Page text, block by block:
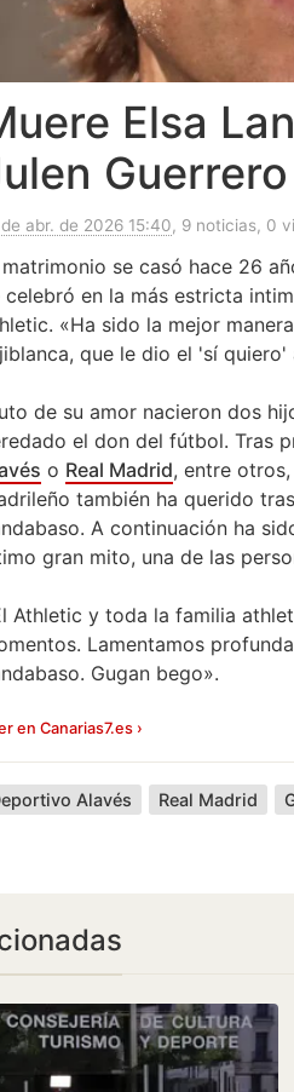
Elsa
Guerrero
de abr. de 2026 15:40, 9 noticias, 0
matrimonio se casó hace 26
celebró en la más estricta
«Ha sido la mejor
que le dio el 'sí quiero'
de su amor nacieron dos
el don del fútbol. Tras
o Real Madrid, entre
también ha querido
A continuación ha
gran mito, una de las
Athletic y toda la familia
Lamentamos
Gugan bego».
en Canarias7.es ›
Alavés Real Madrid